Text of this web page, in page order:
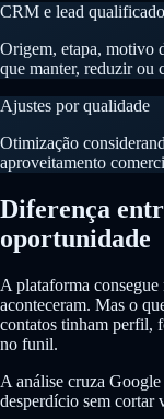
CRM e lead qualificado
Origem, etapa, motivo
que manter, reduzir ou
Ajustes por qualidade
Otimização
aproveitamento
Diferença
oportunidade
A plataforma
aconteceram. Mas o
contatos tinham perfil,
no funil.
A análise cruza
desperdício sem cortar